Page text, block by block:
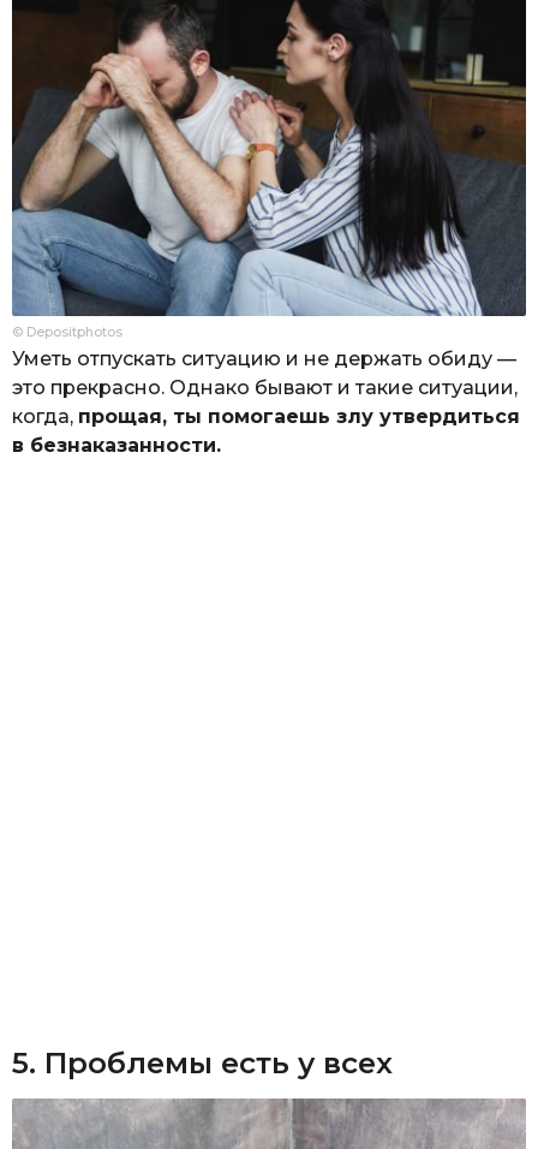
© Depositphotos
Уметь отпускать ситуацию и не держать обиду —
это прекрасно. Однако бывают и такие ситуации,
когда, прощая, ты помогаешь злу утвердиться
в безнаказанности.
5. Проблемы есть у всех